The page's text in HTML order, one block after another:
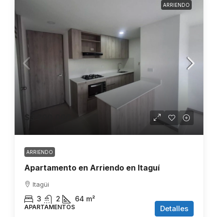
ARRIENDO
$3.200.000
ARRIENDO
Apartamento en Arriendo en Itaguí
Itagüi
3 2 64 m²
APARTAMENTOS Detalles